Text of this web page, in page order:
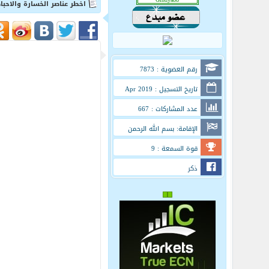
رقم العضوية : 7873
تاريخ التسجيل : Apr 2019
عدد المشاركات : 667
الإقامة: بسم الله الرحمن
الرحيم
قوة السمعة : 9
ذكر
اخطر عناصر الخسارة